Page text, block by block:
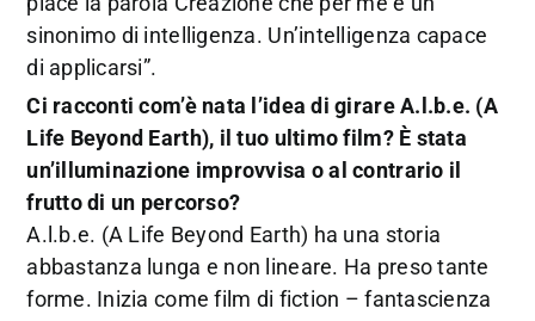
sinonimo di intelligenza. Un’intelligenza capace
di applicarsi”.
Ci racconti com’è nata l’idea di girare A.l.b.e. (A
Life Beyond Earth), il tuo ultimo film? È stata
un’illuminazione improvvisa o al contrario il
frutto di un percorso?
A.l.b.e. (A Life Beyond Earth) ha una storia
abbastanza lunga e non lineare. Ha preso tante
forme. Inizia come film di fiction – fantascienza